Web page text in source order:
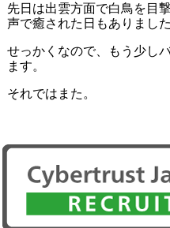
先日は出雲方面で白鳥を目
声で癒された日もありました
せっかくなので、もう少し
ます。
それではまた。